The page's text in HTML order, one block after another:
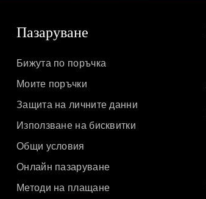
е
и
о
е
ц
с
д
а
м
Пазаруване
Бижута по поръчка
Моите поръчки
Защита на личните данни
Използване на бисквитки
Общи условия
Онлайн пазаруване
Методи на плащане